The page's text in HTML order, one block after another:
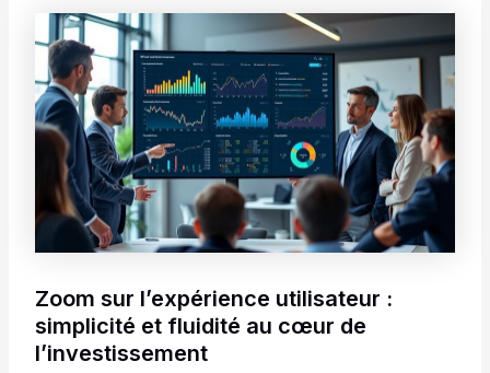
Zoom sur l’expérience utilisateur :
simplicité et fluidité au cœur de
l’investissement